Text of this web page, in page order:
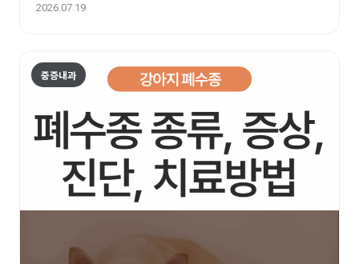
2026.07.19
중증내과